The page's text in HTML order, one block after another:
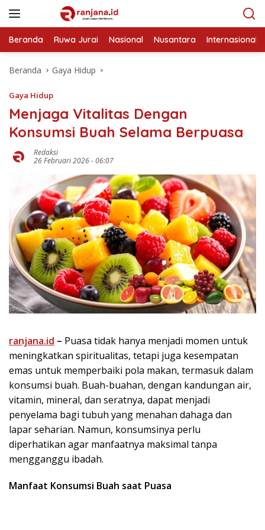
Beranda Ruwa Jurai Nasional Nusantara Internasional
Beranda Gaya Hidup
Gaya Hidup
Menjaga Vitalitas Dengan
Konsumsi Buah Selama Berpuasa
Redaksi
26 Februari 2026 - 06:07
ranjana.id – Puasa tidak hanya menjadi momen untuk
meningkatkan spiritualitas, tetapi juga kesempatan
emas untuk memperbaiki pola makan, termasuk dalam
konsumsi buah. Buah-buahan, dengan kandungan air,
vitamin, mineral, dan seratnya, dapat menjadi
penyelama bagi tubuh yang menahan dahaga dan
lapar seharian. Namun, konsumsinya perlu
diperhatikan agar manfaatnya maksimal tanpa
mengganggu ibadah.
Manfaat Konsumsi Buah saat Puasa